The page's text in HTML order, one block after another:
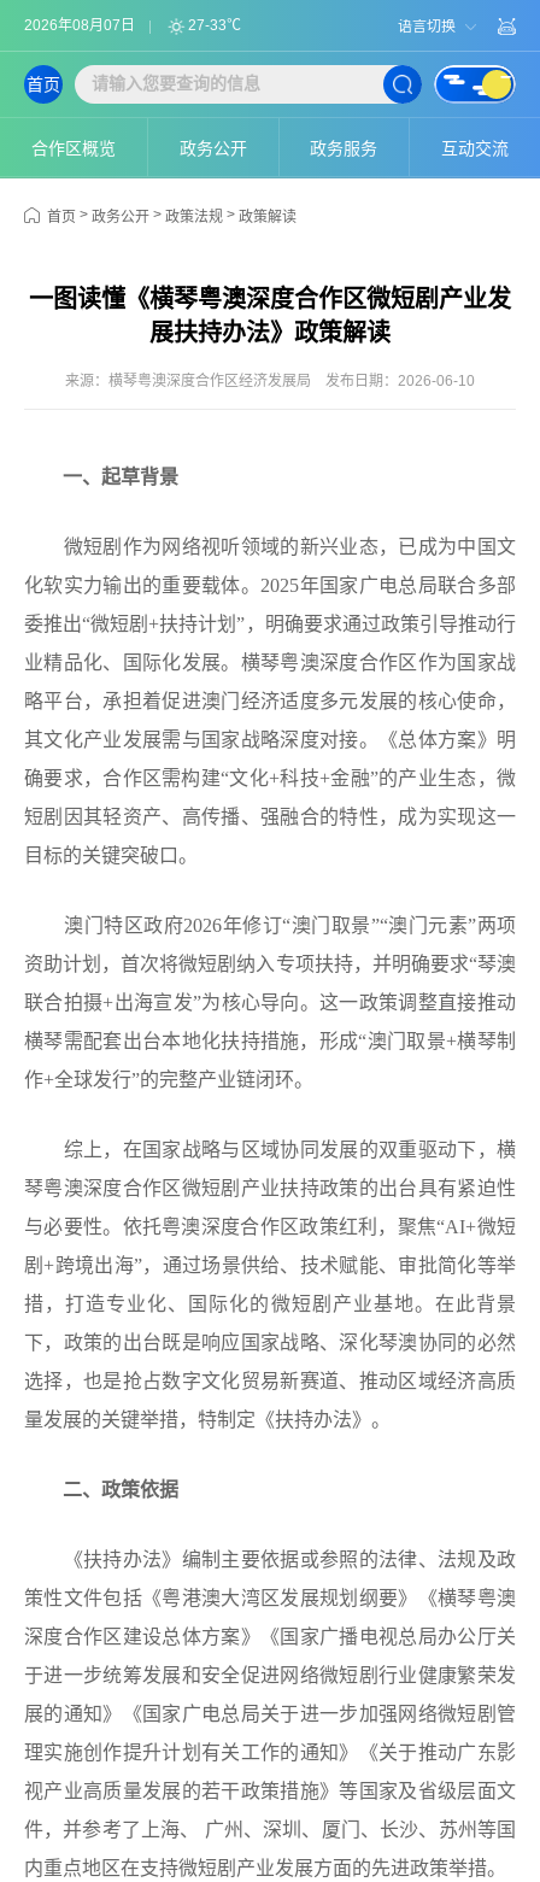
2026年08月07日 27-33℃ 语言切换
合作区概览 政务公开 政务服务 互动交流
首页
首页 > 政务公开 > 政策法规 > 政策解读
一图读懂《横琴粤澳深度合作区微短剧产业发
展扶持办法》政策解读
来源：横琴粤澳深度合作区经济发展局 发布日期：2026-06-10
一、起草背景
微短剧作为网络视听领域的新兴业态，已成为中国文
化软实力输出的重要载体。2025年国家广电总局联合多部
委推出“微短剧+扶持计划”，明确要求通过政策引导推动行
业精品化、国际化发展。横琴粤澳深度合作区作为国家战
略平台，承担着促进澳门经济适度多元发展的核心使命，
其文化产业发展需与国家战略深度对接。《总体方案》明
确要求，合作区需构建“文化+科技+金融”的产业生态，微
短剧因其轻资产、高传播、强融合的特性，成为实现这一
目标的关键突破口。
澳门特区政府2026年修订“澳门取景”“澳门元素”两项
资助计划，首次将微短剧纳入专项扶持，并明确要求“琴澳
联合拍摄+出海宣发”为核心导向。这一政策调整直接推动
横琴需配套出台本地化扶持措施，形成“澳门取景+横琴制
作+全球发行”的完整产业链闭环。
综上，在国家战略与区域协同发展的双重驱动下，横
琴粤澳深度合作区微短剧产业扶持政策的出台具有紧迫性
与必要性。依托粤澳深度合作区政策红利，聚焦“AI+微短
剧+跨境出海”，通过场景供给、技术赋能、审批简化等举
措，打造专业化、国际化的微短剧产业基地。在此背景
下，政策的出台既是响应国家战略、深化琴澳协同的必然
选择，也是抢占数字文化贸易新赛道、推动区域经济高质
量发展的关键举措，特制定《扶持办法》。
二、政策依据
《扶持办法》编制主要依据或参照的法律、法规及政
策性文件包括《粤港澳大湾区发展规划纲要》《横琴粤澳
深度合作区建设总体方案》《国家广播电视总局办公厅关
于进一步统筹发展和安全促进网络微短剧行业健康繁荣发
展的通知》《国家广电总局关于进一步加强网络微短剧管
理实施创作提升计划有关工作的通知》《关于推动广东影
视产业高质量发展的若干政策措施》等国家及省级层面文
件，并参考了上海、 广州、深圳、厦门、长沙、苏州等国
内重点地区在支持微短剧产业发展方面的先进政策举措。